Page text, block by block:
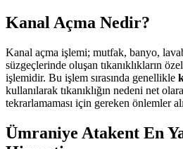
Kanal Açma Nedir?
Kanal açma işlemi; mutfak, banyo,
süzgeçlerinde oluşan tıkanıklıkların
işlemidir. Bu işlem sırasında genellikle
kullanılarak tıkanıklığın nedeni net
tekrarlamaması için gereken önlemler
Ümraniye Atakent En